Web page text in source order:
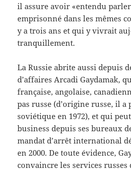
il assure avoir «entendu
emprisonné dans les mêmes
y a trois ans et qui y vivrait
tranquillement.
La Russie abrite aussi depuis
d’affaires Arcadi Gaydamak,
française, angolaise,
pas russe (d’origine russe, il
soviétique en 1972), et qui
business depuis ses bureaux
mandat d’arrêt international
en 2000. De toute évidence,
convaincre les services